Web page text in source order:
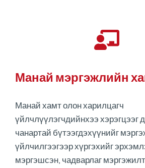
Манай мэргэжлийн
Манай хамт олон харилцагч
үйлчлүүлэгчдийнхээ хэрэгцээг
чанартай бүтээгдэхүүнийг
үйлчилгээгээр хүргэхийг
мэргэшсэн, чадварлаг